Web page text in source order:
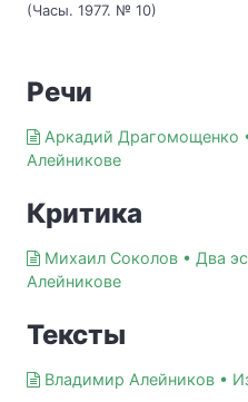
(Часы. 1977. № 10)
Речи
Аркадий Драгомощенко
Алейникове
Критика
Михаил Соколов • Два
Алейникове
Тексты
Владимир Алейников •